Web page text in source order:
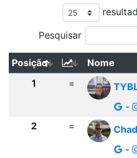
Pesquisar
Posição Nome
1
=
-
2 =
-